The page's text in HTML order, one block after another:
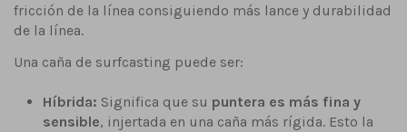
fricción de la línea consiguiendo más lance y durabilidad
de la línea.
Una caña de surfcasting puede ser:
Híbrida: Significa que su puntera es más fina y
sensible, injertada en una caña más rígida. Esto la